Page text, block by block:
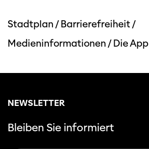
Stadtplan /Barrierefreiheit/
Medieninformationen /Die App
NEWSLETTER
Bleiben Sie informiert